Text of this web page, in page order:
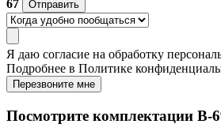
67
Отправить
Я даю согласие на обработку
Подробнее в Политике
Перезвоните мне
Посмотрите комплектации В-